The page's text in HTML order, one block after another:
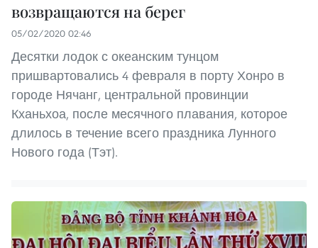
возвращаются на берег
05/02/2020 02:46
Десятки лодок с океанским тунцом
пришвартовались 4 февраля в порту Хонро в
городе Нячанг, центральной провинции
Кханьхоа, после месячного плавания, которое
длилось в течение всего праздника Лунного
Нового года (Тэт).